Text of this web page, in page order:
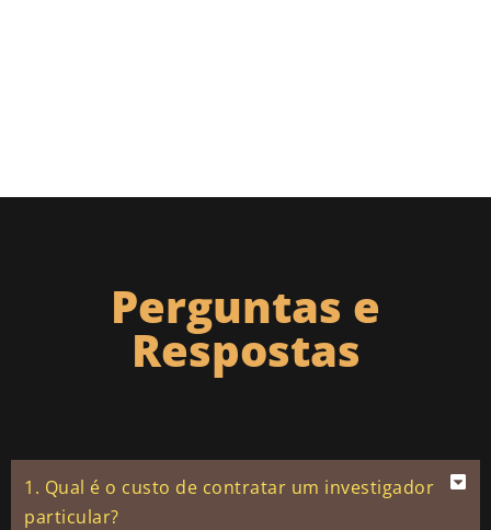
Perguntas e
Respostas
1. Qual é o custo de contratar um investigador
particular?